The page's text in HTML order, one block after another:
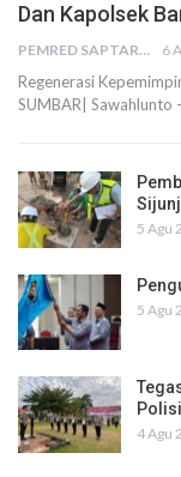
Dan Kapolsek
PEMRED SAPTARIUS 6
Regenerasi
SUMBAR| Sawahlunto
5 Agu
5 Agu
4 Agu